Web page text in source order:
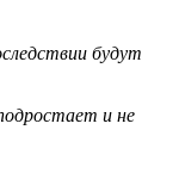
будут
и не